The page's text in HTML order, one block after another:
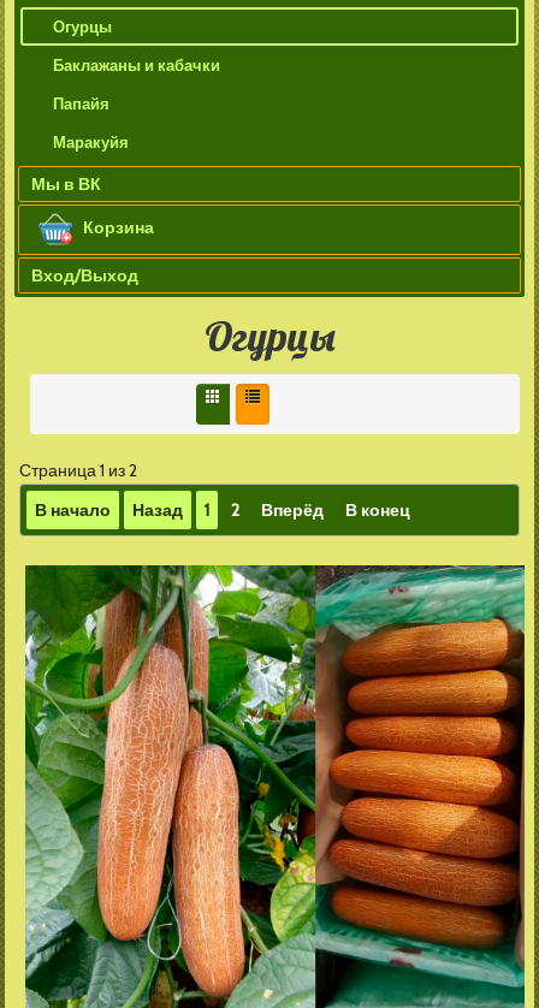
Огурцы
Баклажаны и кабачки
Папайя
Маракуйя
Мы в ВК
Корзина
Вход/Выход
Огурцы
Страница 1 из 2
В начало
Назад 1 2 Вперёд В конец